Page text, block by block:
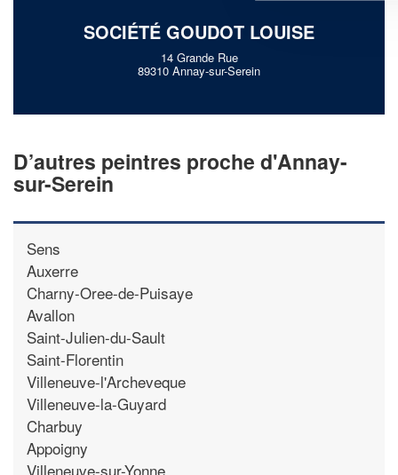
SOCIÉTÉ GOUDOT LOUISE
14 Grande Rue
89310 Annay-sur-Serein
D’autres peintres proche d'Annay-
sur-Serein
Sens
Auxerre
Charny-Oree-de-Puisaye
Avallon
Saint-Julien-du-Sault
Saint-Florentin
Villeneuve-l'Archeveque
Villeneuve-la-Guyard
Charbuy
Appoigny
Villeneuve-sur-Yonne